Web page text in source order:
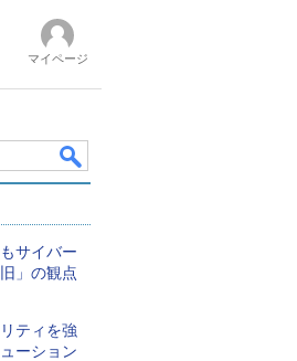
マイページ
サイバー
」の観点
ティを強
ーション